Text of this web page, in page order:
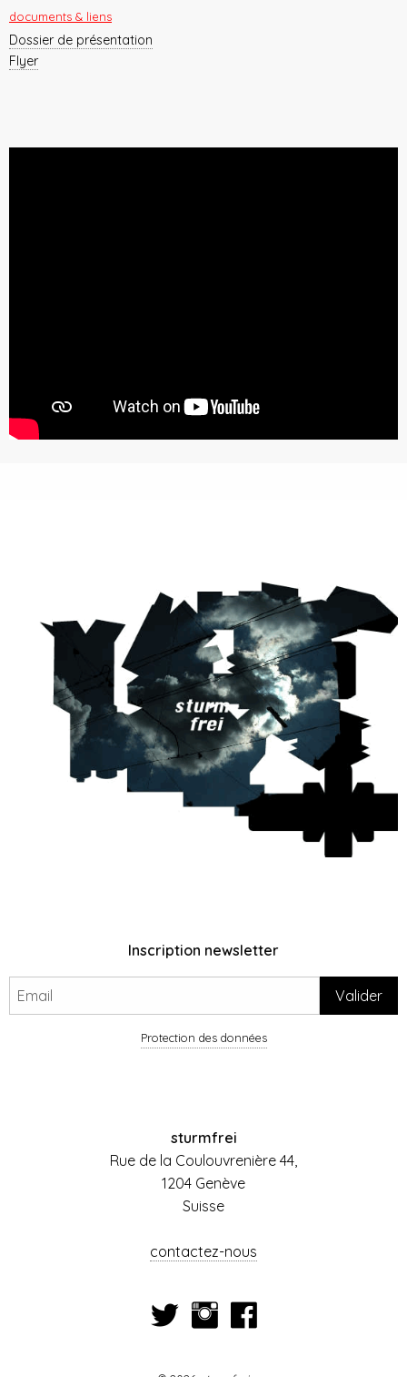
documents & liens
Dossier de présentation
Flyer
Inscription newsletter
Protection des données
sturmfrei
Rue de la Coulouvrenière 44,
1204 Genève
Suisse
contactez-nous